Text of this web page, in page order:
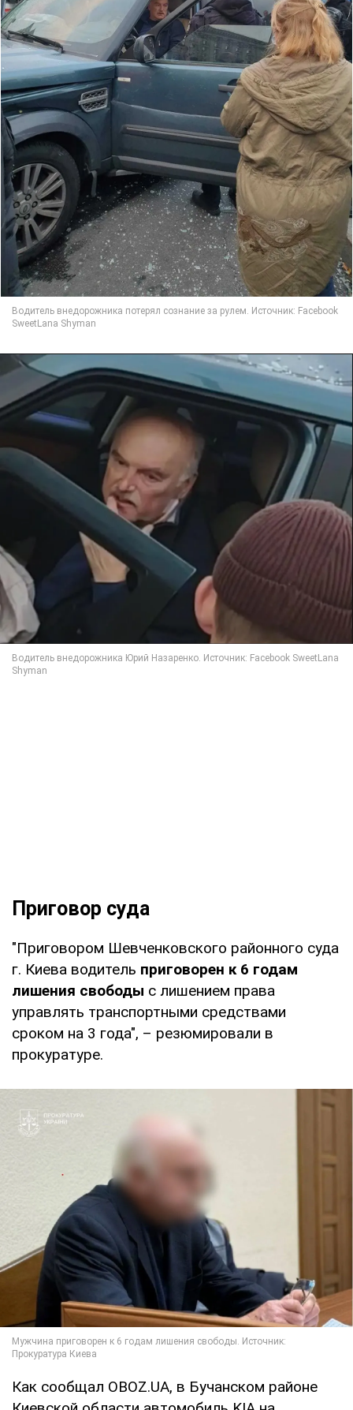
Приговор суда
"Приговором Шевченковского районного суда
г. Киева водитель приговорен к 6 годам
лишения свободы с лишением права
управлять транспортными средствами
сроком на 3 года", – резюмировали в
прокуратуре.
Как сообщал OBOZ.UA, в Бучанском районе